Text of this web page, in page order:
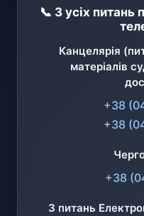
📞 З усіх питань
Канцелярія
матеріалів
+38
+38
+38
З питань